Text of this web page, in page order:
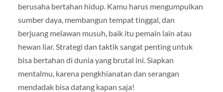
berusaha bertahan hidup. Kamu harus mengumpulkan
sumber daya, membangun tempat tinggal, dan
berjuang melawan musuh, baik itu pemain lain atau
hewan liar. Strategi dan taktik sangat penting untuk
bisa bertahan di dunia yang brutal ini. Siapkan
mentalmu, karena pengkhianatan dan serangan
mendadak bisa datang kapan saja!